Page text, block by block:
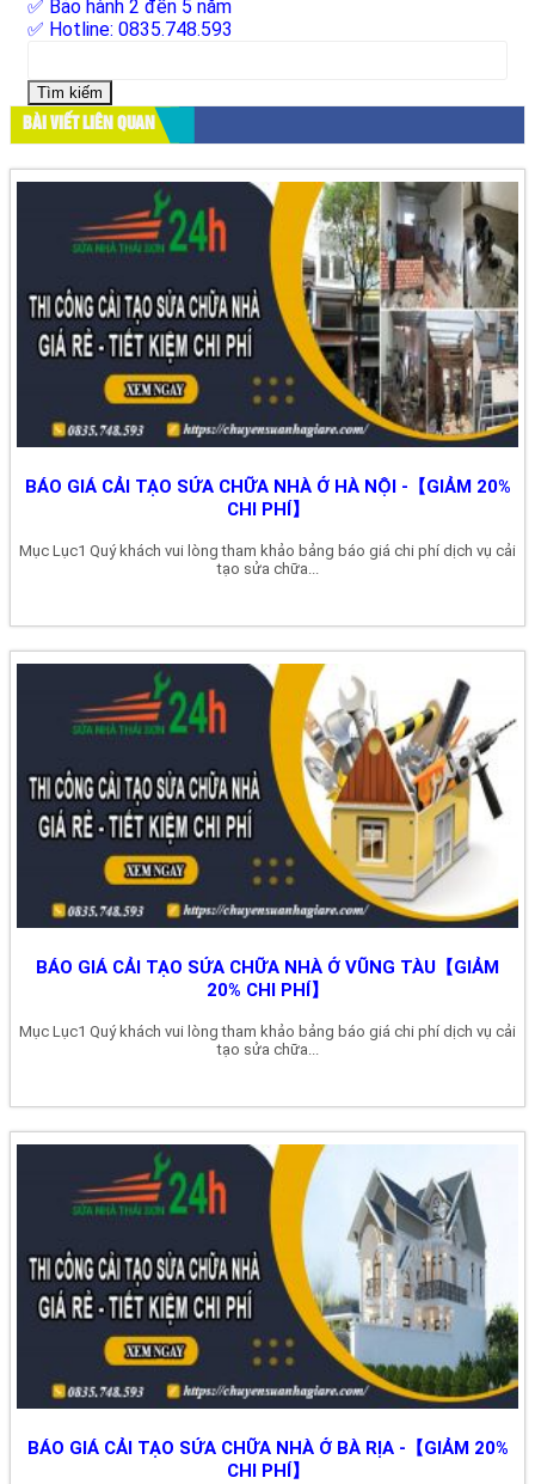
✅ Bảo hành 2 đến 5 năm
✅ Hotline: 0835.748.593
cho:
BÀI VIẾT LIÊN QUAN
BÁO GIÁ CẢI TẠO SỬA CHỮA NHÀ Ở HÀ NỘI -【GIẢM 20%
CHI PHÍ】
Mục Lục1 Quý khách vui lòng tham khảo bảng báo giá chi phí dịch vụ cải
tạo sửa chữa...
BÁO GIÁ CẢI TẠO SỬA CHỮA NHÀ Ở VŨNG TÀU【GIẢM
20% CHI PHÍ】
Mục Lục1 Quý khách vui lòng tham khảo bảng báo giá chi phí dịch vụ cải
tạo sửa chữa...
BÁO GIÁ CẢI TẠO SỬA CHỮA NHÀ Ở BÀ RỊA -【GIẢM 20%
CHI PHÍ】